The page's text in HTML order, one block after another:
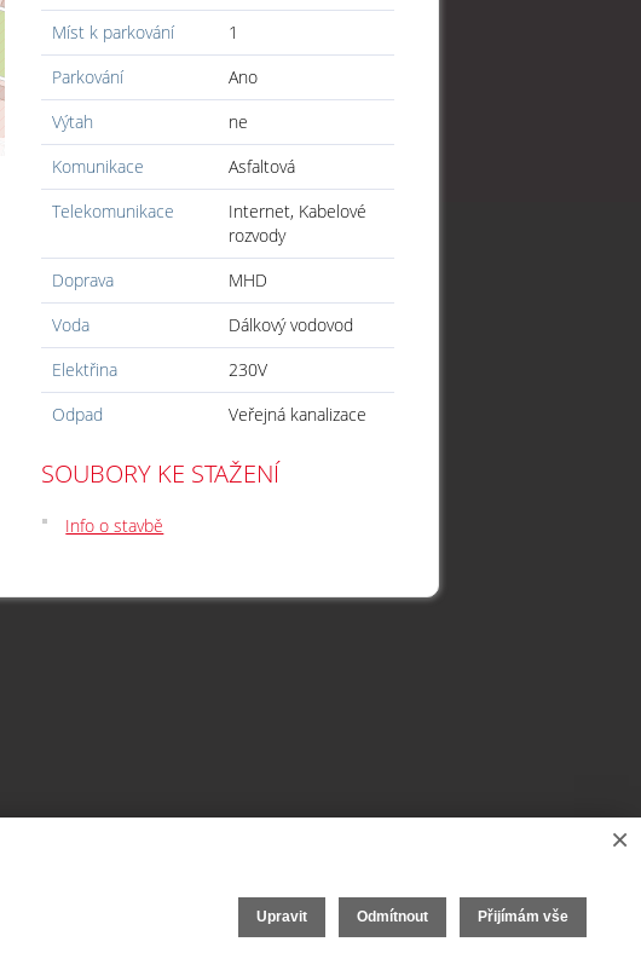
Míst k parkování
1
Parkování
Ano
Výtah
ne
Komunikace
Asfaltová
Telekomunikace
Internet, Kabelové
rozvody
Doprava
MHD
Voda
Dálkový vodovod
Elektřina
230V
Odpad
Veřejná kanalizace
SOUBORY KE STAŽENÍ
Info o stavbě
×
Upravit Odmítnout Přijímám vše